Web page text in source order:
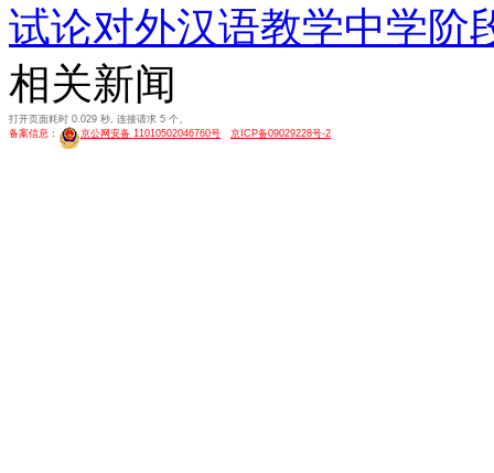
试论对外汉语教学中学阶
相关新闻
打开页面耗时 0.029 秒, 连接请求 5 个。
备案信息：
京公网安备 11010502046760号 京ICP备09029228号-2